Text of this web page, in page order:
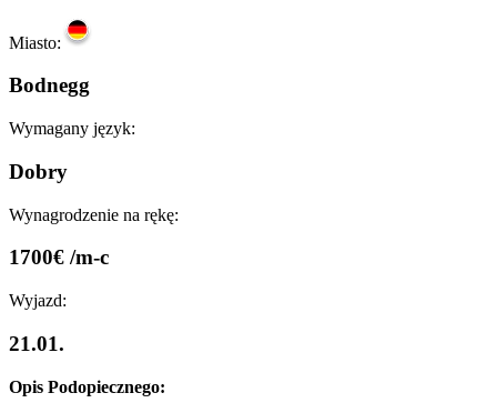
Miasto:
Bodnegg
Wymagany język:
Dobry
Wynagrodzenie na rękę:
1700€ /m-c
Wyjazd:
21.01.
Opis Podopiecznego: